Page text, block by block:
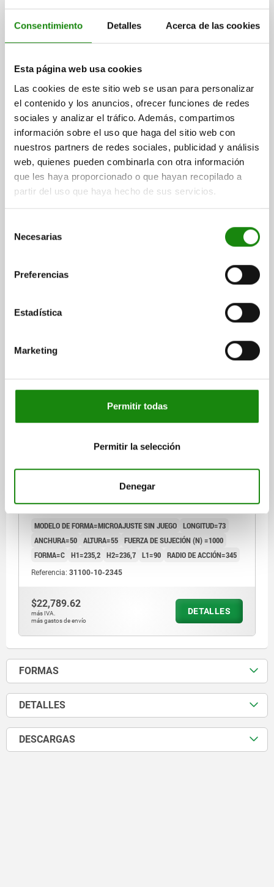
Consentimiento Detalles Acerca de las cookies
Esta página web usa cookies
Las cookies de este sitio web se usan para personalizar
el contenido y los anuncios, ofrecer funciones de redes
sociales y analizar el tráfico. Además, compartimos
información sobre el uso que haga del sitio web con
nuestros partners de redes sociales, publicidad y análisis
web, quienes pueden combinarla con otra información
que les haya proporcionado o que hayan recopilado a
partir del uso que haya hecho de sus servicios.
Necesarias
Preferencias
Estadística
Marketing
Permitir todas
Permitir la selección
Denegar
$21,166.92
más gastos de envío
DETALLES
SOPORTE DE MEDICIÓN CON PIE MAGNÉTICO,
M.MESSGERÄTEHALTER, FORMA:C MICROAJUSTE
LONGITUD=58,5
ANCHURA=50
RADIO DE ACCIÓN=225
M.MESSGERÄTEHALTER, FORMA:C MICROAJUSTE
SIN JUEGO, ALUMINIO, COMP:ACERO
MODELO DE FORMA=MICROAJUSTE SIN JUEGO LONGITUD=73
ANCHURA=50 ALTURA=55 FUERZA DE SUJECIÓN (N) =1000
FORMA=C H1=235,2 H2=236,7 L1=90 RADIO DE ACCIÓN=345
Referencia: 31100-10-2345
$22,789.62
más IVA.
más gastos de envío
DETALLES
FORMAS
DETALLES
DESCARGAS